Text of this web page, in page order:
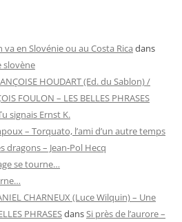
en Slovénie ou au Costa Rica dans
slovène
HOUDART (Ed. du Sablon) /
FOULON – LES BELLES PHRASES
signais Ernst K.
– Torquato, l’ami d’un autre temps
dragons – Jean-Pol Hecq
se tourne…
CHARNEUX (Luce Wilquin) – Une
PHRASESdansSi près de l’aurore –